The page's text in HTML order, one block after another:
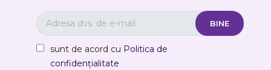
sunt de acord cu Politica de
confidențialitate